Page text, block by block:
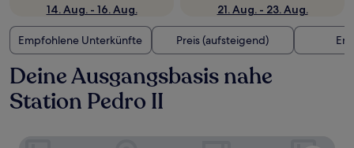
14. Aug. - 16. Aug.
21. Aug. - 23. Aug.
Empfohlene Unterkünfte Preis (aufsteigend)
Deine Ausgangsbasis nahe
Station Pedro II